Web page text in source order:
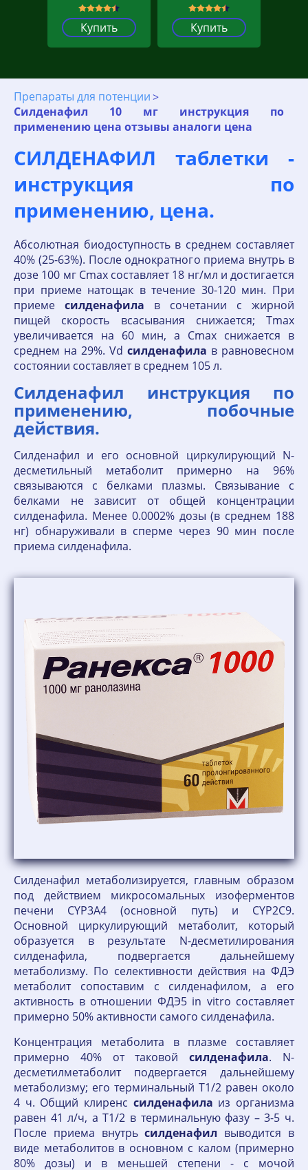
Купить Купить
Препараты для потенции
Силденафил 10 мг инструкция по
применению цена отзывы аналоги цена
СИЛДЕНАФИЛ таблетки -
инструкция по
применению, цена.
Абсолютная биодоступность в среднем составляет
40% (25-63%). После однократного приема внутрь в
дозе 100 мг Cmax составляет 18 нг/мл и достигается
при приеме натощак в течение 30-120 мин. При
приеме силденафила в сочетании с жирной
пищей скорость всасывания снижается; Тmax
увеличивается на 60 мин, а Cmax снижается в
среднем на 29%. Vd силденафила в равновесном
состоянии составляет в среднем 105 л.
Силденафил инструкция по
применению, побочные
действия.
Силденафил и его основной циркулирующий N-
десметильный метаболит примерно на 96%
связываются с белками плазмы. Связывание с
белками не зависит от общей концентрации
силденафила. Менее 0.0002% дозы (в среднем 188
нг) обнаруживали в сперме через 90 мин после
приема силденафила.
Силденафил метаболизируется, главным образом
под действием микросомальных изоферментов
печени CYP3A4 (основной путь) и CYP2C9.
Основной циркулирующий метаболит, который
образуется в результате N-десметилирования
силденафила, подвергается дальнейшему
метаболизму. По селективности действия на ФДЭ
метаболит сопоставим с силденафилом, а его
активность в отношении ФДЭ5 in vitro составляет
примерно 50% активности самого силденафила.
Концентрация метаболита в плазме составляет
примерно 40% от таковойсилденафила. N-
десметилметаболит подвергается дальнейшему
метаболизму; его терминальный T1/2 равен около
4 ч. Общий клиренс силденафила из организма
равен 41 л/ч, а T1/2 в терминальную фазу – 3-5 ч.
После приема внутрьсилденафил выводится в
виде метаболитов в основном с калом (примерно
80% дозы) и в меньшей степени - с мочой